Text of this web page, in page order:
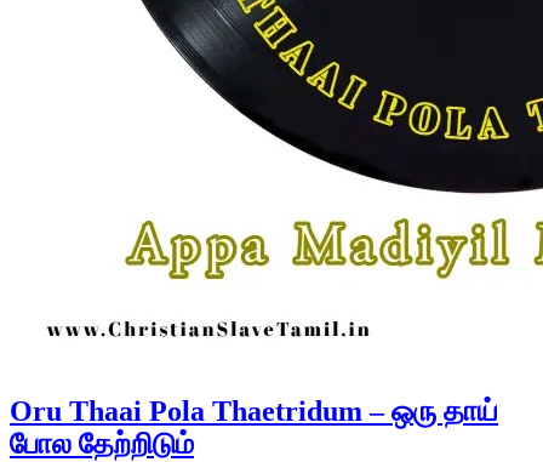
Oru Thaai Pola Thaetridum – ஒரு தாய்
போல தேற்றிடும்